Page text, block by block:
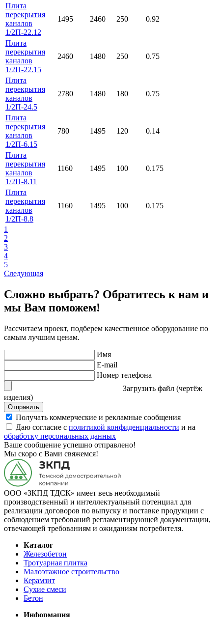
Плита
перекрытия
каналов
1/2П-22.12
1495 2460 250 0.92
Плита
перекрытия
каналов
1/2П-22.15
2460 1480 250 0.75
Плита
перекрытия
каналов
1/2П-24.5
2780 1480 180 0.75
Плита
перекрытия
каналов
1/2П-6.15
780 1495 120 0.14
Плита
перекрытия
каналов
1/2П-8.11
1160 1495 100 0.175
Плита
перекрытия
каналов
1/2П-8.8
1160 1495 100 0.175
1
2
3
4
5
Следующая
Сложно выбрать? Обратитесь к нам и
мы Вам поможем!
Рассчитаем проект, подберем качественное оборудование по
самым лучшим ценам.
Имя
E-mail
Номер телефона
Загрузить файл (чертёж
изделия)
Отправить
Получать коммерческие и рекламные сообщения
Даю согласие с политикой конфиденциальности и на
обработку персональных данных
Ваше сообщение успешно отправлено!
Мы скоро с Вами свяжемся!
ООО «ЗКПД ТДСК» имеет весь необходимый
производственный и интеллектуальный потенциал для
реализации договоров по выпуску и поставке продукции с
соблюдением требований регламентирующей документации,
отвечающей требованиям и ожиданиям потребителя.
Каталог
Железобетон
Тротуарная плитка
Малоэтажное строительство
Керамзит
Сухие смеси
Бетон
Информация